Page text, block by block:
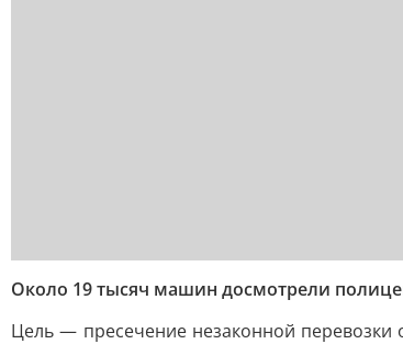
Около 19 тысяч машин досмотрели
Цель — пресечение незаконной перевозки